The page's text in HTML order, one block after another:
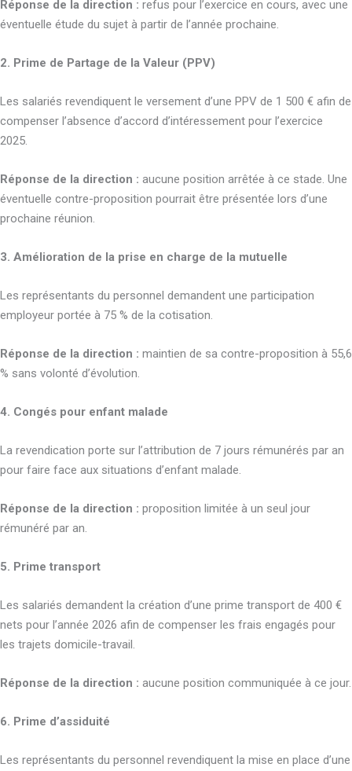
Réponse de la direction : refus pour l’exercice en cours, avec une
éventuelle étude du sujet à partir de l’année prochaine.
2. Prime de Partage de la Valeur (PPV)
Les salariés revendiquent le versement d’une PPV de 1 500 € afin de
compenser l’absence d’accord d’intéressement pour l’exercice
2025.
Réponse de la direction : aucune position arrêtée à ce stade. Une
éventuelle contre-proposition pourrait être présentée lors d’une
prochaine réunion.
3. Amélioration de la prise en charge de la mutuelle
Les représentants du personnel demandent une participation
employeur portée à 75 % de la cotisation.
Réponse de la direction : maintien de sa contre-proposition à 55,6
% sans volonté d’évolution.
4. Congés pour enfant malade
La revendication porte sur l’attribution de 7 jours rémunérés par an
pour faire face aux situations d’enfant malade.
Réponse de la direction : proposition limitée à un seul jour
rémunéré par an.
5. Prime transport
Les salariés demandent la création d’une prime transport de 400 €
nets pour l’année 2026 afin de compenser les frais engagés pour
les trajets domicile-travail.
Réponse de la direction : aucune position communiquée à ce jour.
6. Prime d’assiduité
Les représentants du personnel revendiquent la mise en place d’une